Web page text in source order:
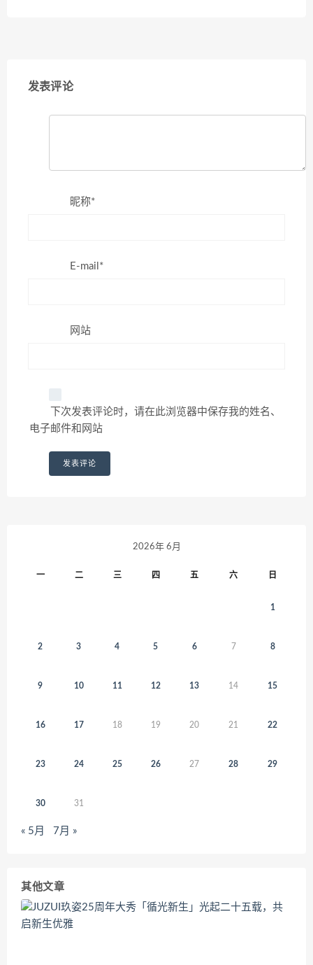
发表评论
昵称*
E-mail*
网站
下次发表评论时，请在此浏览器中保存我的姓名、
电子邮件和网站
2026年 6月
一 二 三 四 五 六 日
1
2 3 4 5 6 7 8
9 10 11 12 13 14 15
16 17 18 19 20 21 22
23 24 25 26 27 28 29
30 31
« 5月 7月 »
其他文章